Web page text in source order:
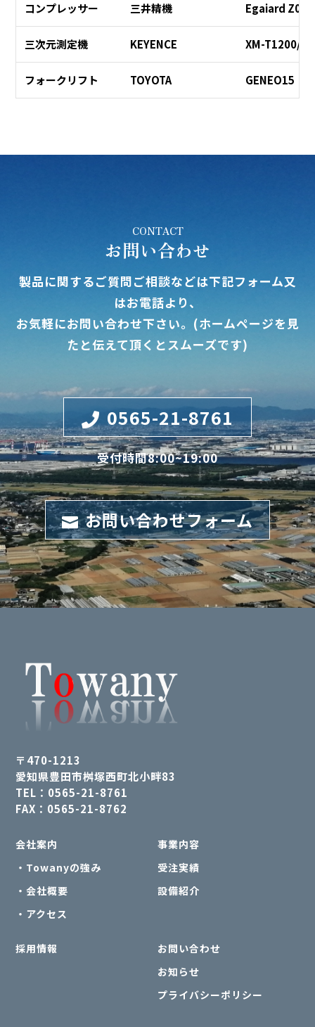
コンプレッサー 三井精機 Egaiard Z08
三次元測定機 KEYENCE XM-T1200/
フォークリフト TOYOTA GENEO15
CONTACT
お問い合わせ
製品に関するご質問ご相談などは下記フォーム又
はお電話より、
お気軽にお問い合わせ下さい。(ホームページを見
たと伝えて頂くとスムーズです)
 0565-21-8761
受付時間8:00~19:00
 お問い合わせフォーム
〒470-1213
愛知県豊田市桝塚西町北小畔83
TEL：0565-21-8761
FAX：0565-21-8762
会社案内
・Towanyの強み
・会社概要
・アクセス
事業内容
受注実績
設備紹介
採用情報
お問い合わせ
お知らせ
プライバシーポリシー